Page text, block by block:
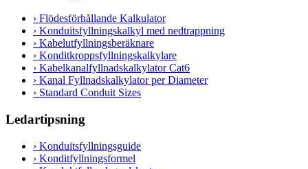
› Flödesförhållande Kalkulator
› Konduitsfyllningskalkyl med nedtrappning
› Kabelutfyllningsberäknare
› Konditkroppsfyllningskalkylare
› Kabelkanalfyllnadskalkylator Cat6
› Kanal Fyllnadskalkylator per Diameter
› Standard Conduit Sizes
Ledartipsning
› Konduitsfyllningsguide
› Konditfyllningsformel